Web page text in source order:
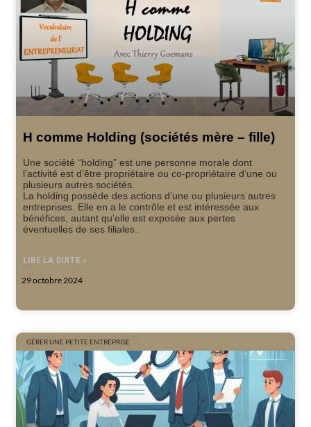
H comme Holding (sociétés mère – fille)
Une société “holding” est une personne morale dont
l’activité est d’être propriétaire ou co-propriétaire d’une ou
plusieurs autres sociétés.
La holding possède des actions d’une ou plusieurs autres
entreprises. Elle en a le contrôle et est intéressée aux
bénéfices, autant qu’elle est exposée aux pertes
éventuelles de ses filiales.
LIRE LA SUITE »
29 octobre 2024
GÉRER UNE PETITE ENTREPRISE